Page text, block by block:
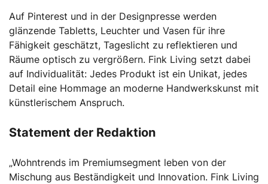
Auf Pinterest und in der Designpresse werden
glänzende Tabletts, Leuchter und Vasen für ihre
Fähigkeit geschätzt, Tageslicht zu reflektieren und
Räume optisch zu vergrößern. Fink Living setzt dabei
auf Individualität: Jedes Produkt ist ein Unikat, jedes
Detail eine Hommage an moderne Handwerkskunst mit
künstlerischem Anspruch.
Statement der Redaktion
„Wohntrends im Premiumsegment leben von der
Mischung aus Beständigkeit und Innovation. Fink Living